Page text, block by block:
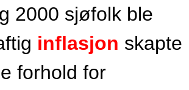
2000 sjøfolk ble
inflasjon skapte
forhold for